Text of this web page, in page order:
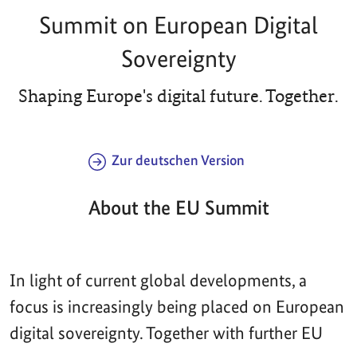
Summit on European Digital
Sovereignty
Shaping Europe's digital future. Together.
Zur deutschen Version
About the EU Summit
In light of current global developments, a
focus is increasingly being placed on European
digital sovereignty. Together with further EU